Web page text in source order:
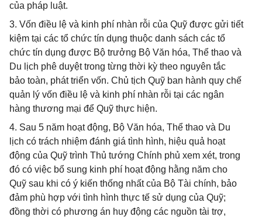
của pháp luật.
3. Vốn điều lệ và kinh phí nhàn rỗi của Quỹ được gửi tiết
kiệm tại các tổ chức tín dụng thuộc danh sách các tổ
chức tín dụng được Bộ trưởng Bộ Văn hóa, Thể thao và
Du lịch phê duyệt trong từng thời kỳ theo nguyên tắc
bảo toàn, phát triển vốn. Chủ tịch Quỹ ban hành quy chế
quản lý vốn điều lệ và kinh phí nhàn rỗi tại các ngân
hàng thương mại để Quỹ thực hiện.
4. Sau 5 năm hoạt động, Bộ Văn hóa, Thể thao và Du
lịch có trách nhiệm đánh giá tình hình, hiệu quả hoạt
động của Quỹ trình Thủ tướng Chính phủ xem xét, trong
đó có việc bổ sung kinh phí hoạt động hằng năm cho
Quỹ sau khi có ý kiến thống nhất của Bộ Tài chính, bảo
đảm phù hợp với tình hình thực tế sử dụng của Quỹ;
đồng thời có phương án huy động các nguồn tài trợ,